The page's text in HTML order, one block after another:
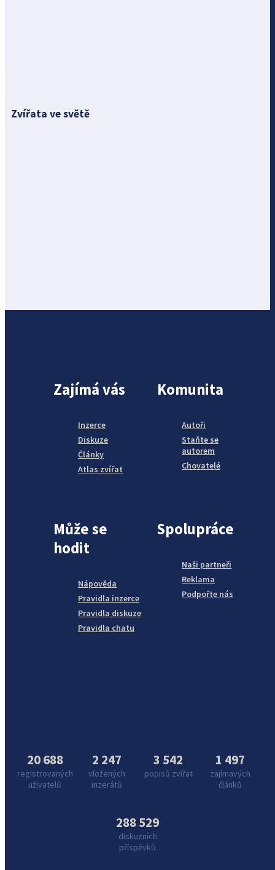
Zvířata ve světě
Zajímá vás
Inzerce
Diskuze
Články
Atlas zvířat
Komunita
Autoři
Staňte se
autorem
Chovatelé
Může se
hodit
Nápověda
Pravidla inzerce
Pravidla diskuze
Pravidla chatu
Spolupráce
Naši partneři
Reklama
Podpořte nás
20 688
registrovaných
uživatelů
2 247
vložených
inzerátů
3 542
popisů zvířat
1 497
zajímavých
článků
288 529
diskuzních
příspěvků